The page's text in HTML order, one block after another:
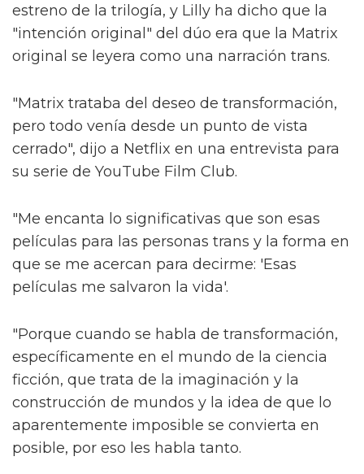
estreno de la trilogía, y Lilly ha dicho que la
"intención original" del dúo era que la Matrix
original se leyera como una narración trans.
"Matrix trataba del deseo de transformación,
pero todo venía desde un punto de vista
cerrado", dijo a Netflix en una entrevista para
su serie de YouTube Film Club.
"Me encanta lo significativas que son esas
películas para las personas trans y la forma en
que se me acercan para decirme: 'Esas
películas me salvaron la vida'.
"Porque cuando se habla de transformación,
específicamente en el mundo de la ciencia
ficción, que trata de la imaginación y la
construcción de mundos y la idea de que lo
aparentemente imposible se convierta en
posible, por eso les habla tanto.